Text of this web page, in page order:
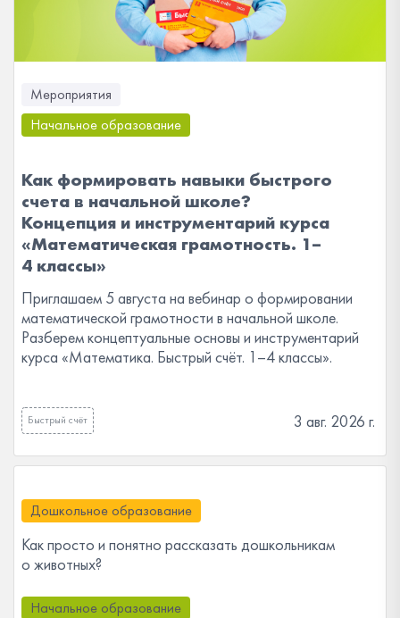
Мероприятия
Начальное образование
Как формировать навыки быстрого
счета в начальной школе?
Концепция и инструментарий курса
«Математическая грамотность. 1–
4 классы»
Приглашаем 5 августа на вебинар о формировании
математической грамотности в начальной школе.
Разберем концептуальные основы и инструментарий
курса «Математика. Быстрый счёт. 1–4 классы».
Быстрый счёт 3 авг. 2026 г.
Дошкольное образование
Как просто и понятно рассказать дошкольникам
о животных?
Начальное образование